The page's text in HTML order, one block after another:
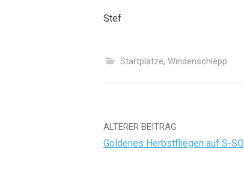
Stef
Startplätze, Windenschlepp
Beitrags-
ÄLTERER BEITRAG
Goldenes Herbstfliegen auf S-SO